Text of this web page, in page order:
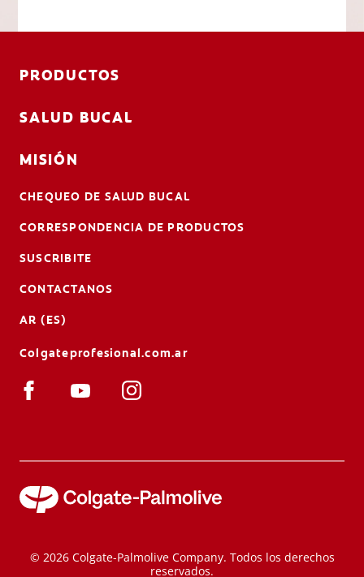
PRODUCTOS
SALUD BUCAL
MISIÓN
CHEQUEO DE SALUD BUCAL
CORRESPONDENCIA DE PRODUCTOS
SUSCRIBITE
CONTACTANOS
AR (ES)
Colgateprofesional.com.ar
© 2026 Colgate-Palmolive Company. Todos los derechos
reservados.